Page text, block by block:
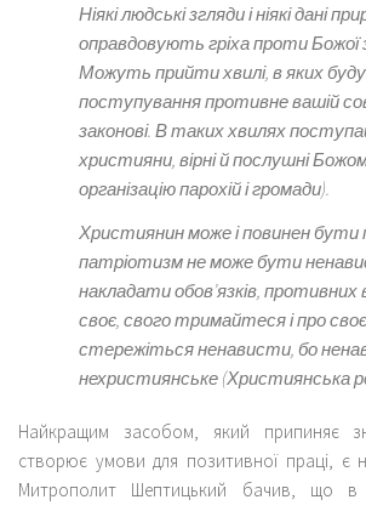
Ніякі людські згляди і ніякі дані
оправдовують гріха проти Божої
Можуть прийти хвилі, в яких
поступування противне вашій
законові. В таких хвилях
християни, вірні й послушні
організацію парохій і громади).
Християнин може і повинен бути
патріотизм не може бути
накладати обов’язків, противних
своє, свого тримайтеся і про
стережіться ненависти, бо
нехристиянське (Християнська
Найкращим засобом, який припиняє
створює умови для позитивної праці, є
Митрополит Шептицький бачив, що в